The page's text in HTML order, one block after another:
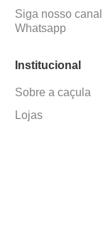
Siga nosso
Whatsapp
Institucional
Sobre a caçula
Lojas